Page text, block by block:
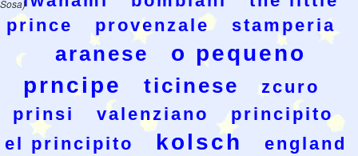
prince
provenzale stamperia
aranese
o pequeno
prncipe
ticinese
zcuro
prinsi
valenziano
principito
el principito
kolsch
england
Sosa)